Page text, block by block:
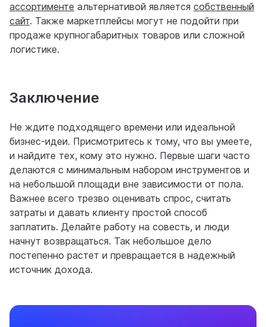
ассортименте альтернативой является собственный
сайт. Также маркетплейсы могут не подойти при
продаже крупногабаритных товаров или сложной
логистике.
Заключение
Не ждите подходящего времени или идеальной
бизнес-идеи. Присмотритесь к тому, что вы умеете,
и найдите тех, кому это нужно. Первые шаги часто
делаются с минимальным набором инструментов и
на небольшой площади вне зависимости от пола.
Важнее всего трезво оценивать спрос, считать
затраты и давать клиенту простой способ
заплатить. Делайте работу на совесть, и люди
начнут возвращаться. Так небольшое дело
постепенно растет и превращается в надежный
источник дохода.